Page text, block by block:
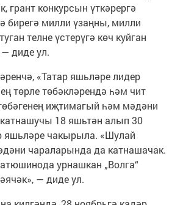
грант конкурсын үткәрергә
бирегә милли үзаңны, милли
телне үстерүгә көч куйган
диде ул.
«Татар яшьләре лидер
төрле төбәкләрендә һәм чит
иҗтимагый һәм мәдәни
18 яшьтән алып 30
яшьләре чакырыла. «Шулай
чараларында да катнашачак.
урнашкан „Волга“
— диде ул.